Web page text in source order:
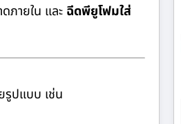
ภายใน และ ฉีดพียูโฟมใส่
รูปแบบ เช่น